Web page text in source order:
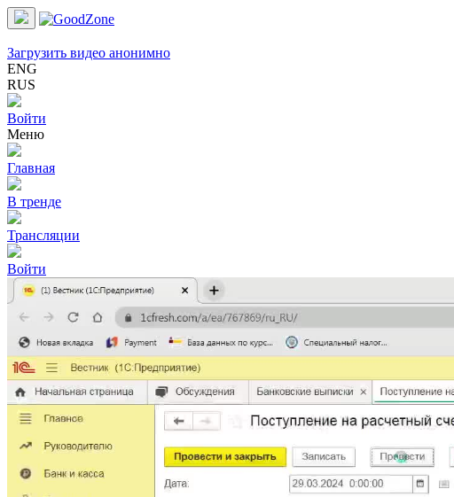
Загрузить видео анонимно
ENG
RUS
Войти
Меню
Главная
В тренде
Трансляции
Войти